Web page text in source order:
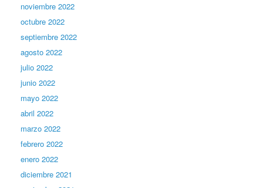
noviembre 2022
octubre 2022
septiembre 2022
agosto 2022
julio 2022
junio 2022
mayo 2022
abril 2022
marzo 2022
febrero 2022
enero 2022
diciembre 2021